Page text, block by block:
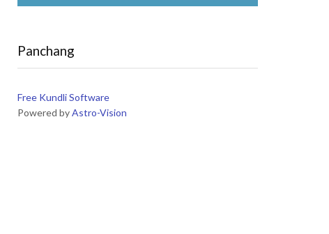
Panchang
Free Kundli Software
Powered byAstro-Vision